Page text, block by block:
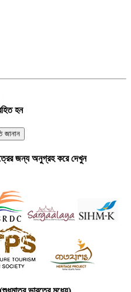
হন
জানান
জন্য অনুগ্রহ করে দেখুন